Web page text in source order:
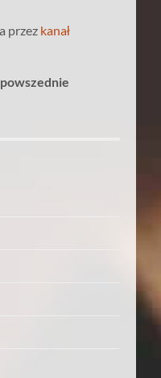
przez kanał